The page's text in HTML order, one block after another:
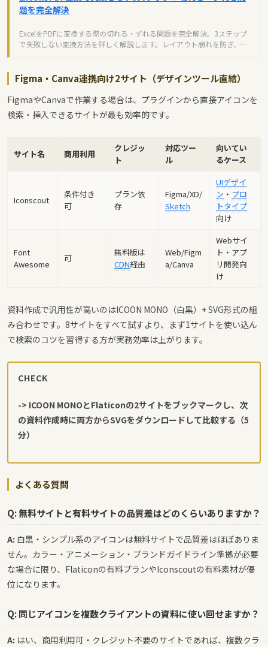
題を完全解決
ExcelをPDFに変換する際の切れる・ずれる問題を完全解決。3ステップ
で失敗しない変換方法を詳しく解説します。レイアウト崩れを防ぎ、き
Figma・Canva連携向け2サイト（デザインツール直結）
FigmaやCanvaで作業する場合は、プラグインから直接アイコンを
検索・挿入できるサイトが最も効率的です。
サイト名 商用利用
クレジッ
ト
対応ツー
ル
向いてい
るケース
Iconscout
条件付き
可
プラン依
存
Figma/XD/
Sketch
UIデザイ
ン ・ プロ
トタイプ
向け
Font
Awesome
可
無料版は
CDN経由
Web/Figm
a/Canva
Webサイ
ト・アプ
リ開発向
け
資料作成で汎用性が高いのはICOON MONO（白黒）+ SVG形式の組
み合わせです。8サイトをすべて試すより、まず1サイトを使い込ん
で検索のコツを習得する方が実務効率は上がります。
CHECK
-> ICOON MONOとFlaticonの2サイトをブックマークし、次
の資料作成時に両方からSVGをダウンロードして比較する（5
分）
よくある質問
Q: 無料サイトと有料サイトの品質差はどのくらいありますか？
A: 白黒・シンプル系のアイコンは無料サイトで品質差はほぼありま
せん。カラー・アニメーション・ブランドガイドライン準拠が必要
な場合に限り、Flaticonの有料プランやIconscoutの有料素材が優
位になります。
Q: 同じアイコンを複数クライアントの資料に使い回せますか？
A: はい、商用利用可・クレジット不要のサイトであれば、複数クラ